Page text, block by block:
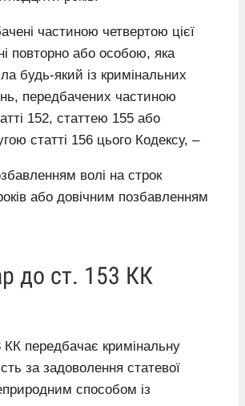
частиною четвертою цієї
повторно або особою, яка
будь-який із кримінальних
передбачених частиною
152, статтею 155 або
статті 156 цього Кодексу, –
волі на строк
або довічним позбавленням
до ст. 153 КК
КК передбачає кримінальну
за задоволення статевої
способом із